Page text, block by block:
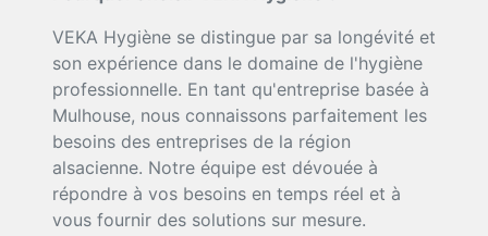
VEKA Hygiène se distingue par sa longévité et
son expérience dans le domaine de l'hygiène
professionnelle. En tant qu'entreprise basée à
Mulhouse, nous connaissons parfaitement les
besoins des entreprises de la région
alsacienne. Notre équipe est dévouée à
répondre à vos besoins en temps réel et à
vous fournir des solutions sur mesure.